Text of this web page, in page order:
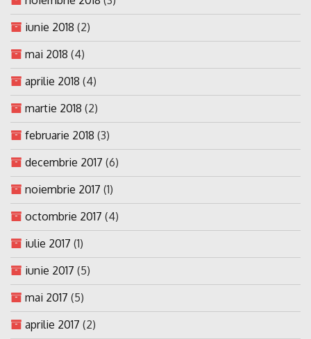
iunie 2018 (2)
mai 2018 (4)
aprilie 2018 (4)
martie 2018 (2)
februarie 2018 (3)
decembrie 2017 (6)
noiembrie 2017 (1)
octombrie 2017 (4)
iulie 2017 (1)
iunie 2017 (5)
mai 2017 (5)
aprilie 2017 (2)